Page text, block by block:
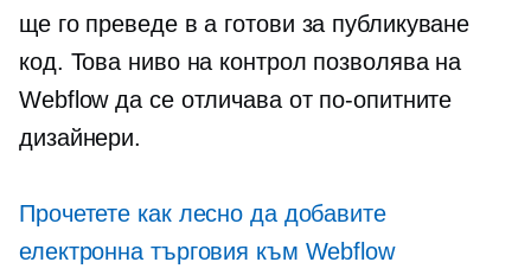
ще го преведе в a готови за публикуване
код. Това ниво на контрол позволява на
Webflow да се отличава от по-опитните
дизайнери.
Прочетете как лесно да добавите
електронна търговия към Webflow